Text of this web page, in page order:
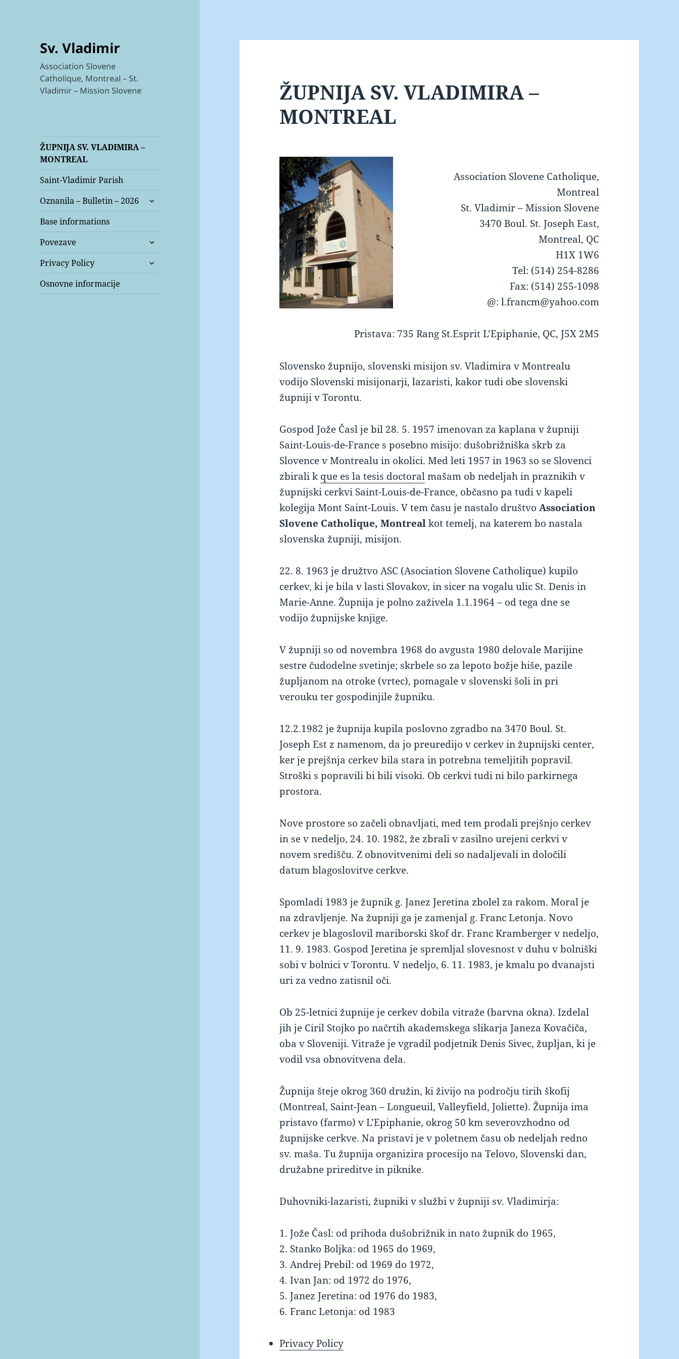
Sv. Vladimir
Association Slovene
Catholique, Montreal – St.
Vladimir – Mission Slovene
ŽUPNIJA SV. VLADIMIRA –
MONTREAL
Saint-Vladimir Parish
Oznanila – Bulletin – 2026
expand
Base informations
Povezave
expand
menu
Privacy Policy
expand
Osnovne informacije
ŽUPNIJA SV. VLADIMIRA –
MONTREAL
Association Slovene Catholique,
Montreal
St. Vladimir – Mission Slovene
3470 Boul. St. Joseph East,
Montreal, QC
H1X 1W6
Tel: (514) 254-8286
Fax: (514) 255-1098
@: l.francm@yahoo.com
Pristava: 735 Rang St.Esprit L’Epiphanie, QC, J5X 2M5
keto supplement pills
Slovensko župnijo, slovenski misijon sv. Vladimira v Montrealu
vodijo Slovenski misijonarji, lazaristi, kakor tudi obe slovenski
župniji v Torontu.
Gospod Jože Časl je bil 28. 5. 1957 imenovan za kaplana v župniji
Saint-Louis-de-France s posebno misijo: dušobrižniška skrb za
Slovence v Montrealu in okolici. Med leti 1957 in 1963 so se Slovenci
zbirali kque es la tesis doctoralmašam ob nedeljah in praznikih v
župnijski cerkvi Saint-Louis-de-France, občasno pa tudi v kapeli
kolegija Mont Saint-Louis. V tem času je nastalo društvoAssociation
Slovene Catholique, Montrealkot temelj, na katerem bo nastala
slovenska župniji, misijon.
22. 8. 1963 je družtvo ASC (Asociation Slovene Catholique) kupilo
cerkev, ki je bila v lasti Slovakov, in sicer na vogalu ulic St. Denis in
Marie-Anne. Župnija je polno zaživela 1.1.1964 – od tega dne se
vodijo župnijske knjige.
V župniji so od novembra 1968 do avgusta 1980 delovale Marijine
sestre čudodelne svetinje; skrbele so za lepoto božje hiše, pazile
župljanom na otroke (vrtec), pomagale v slovenski šoli in pri
verouku ter gospodinjile župniku.
12.2.1982 je župnija kupila poslovno zgradbo na 3470 Boul. St.
Joseph Est z namenom, da jo preuredijo v cerkev in župnijski center,
ker je prejšnja cerkev bila stara in potrebna temeljitih popravil.
Stroški s popravili bi bili visoki. Ob cerkvi tudi ni bilo parkirnega
prostora.
Nove prostore so začeli obnavljati, med tem prodali prejšnjo cerkev
in se v nedeljo, 24. 10. 1982, že zbrali v zasilno urejeni cerkvi v
novem središču. Z obnovitvenimi deli so nadaljevali in določili
datum blagoslovitve cerkve.
Spomladi 1983 je župnik g. Janez Jeretina zbolel za rakom. Moral je
na zdravljenje. Na župniji ga je zamenjal g. Franc Letonja. Novo
cerkev je blagoslovil mariborski škof dr. Franc Kramberger v nedeljo,
11. 9. 1983. Gospod Jeretina je spremljal slovesnost v duhu v bolniški
sobi v bolnici v Torontu. V nedeljo, 6. 11. 1983, je kmalu po dvanajsti
uri za vedno zatisnil oči.
Ob 25-letnici župnije je cerkev dobila vitraže (barvna okna). Izdelal
jih je Ciril Stojko po načrtih akademskega slikarja Janeza Kovačiča,
oba v Sloveniji. Vitraže je vgradil podjetnik Denis Sivec, župljan, ki je
vodil vsa obnovitvena dela.
Župnija šteje okrog 360 družin, ki živijo na področju tirih škofij
(Montreal, Saint-Jean – Longueuil, Valleyfield, Joliette). Župnija ima
pristavo (farmo) v L’Epiphanie, okrog 50 km severovzhodno od
župnijske cerkve. Na pristavi je v poletnem času ob nedeljah redno
sv. maša. Tu župnija organizira procesijo na Telovo, Slovenski dan,
družabne prireditve in piknike.
Duhovniki-lazaristi, župniki v službi v župniji sv. Vladimirja:
1. Jože Časl: od prihoda dušobrižnik in nato župnik do 1965,
2. Stanko Boljka: od 1965 do 1969,
3. Andrej Prebil: od 1969 do 1972,
4. Ivan Jan: od 1972 do 1976,
5. Janez Jeretina: od 1976 do 1983,
6. Franc Letonja: od 1983
Privacy Policy